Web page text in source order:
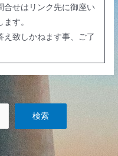
合せはリンク先に御座い
す。
え致しかねます事、ご了
検索